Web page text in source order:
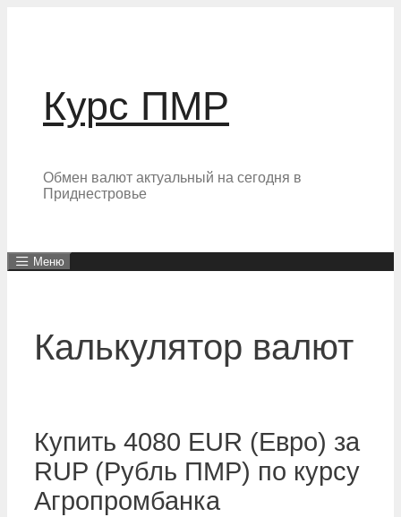
Курс ПМР
Обмен валют актуальный на сегодня в
Приднестровье
Меню
Калькулятор валют
Купить 4080 EUR (Евро) за
RUP (Рубль ПМР) по курсу
Агропромбанка